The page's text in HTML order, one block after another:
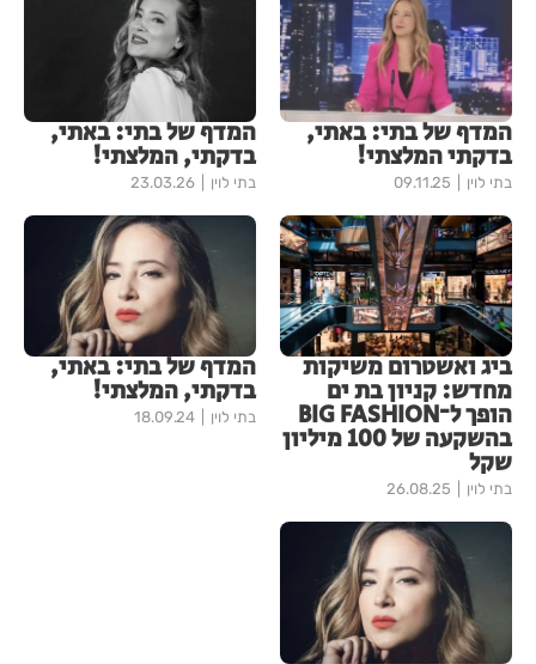
המדף של בתי: באתי,
בדקתי המלצתי!
בתי לוין 09.11.25
המדף של בתי: באתי,
בדקתי, המלצתי!
בתי לוין 23.03.26
ביג ואשטרום משיקות
מחדש: קניון בת ים
הופך ל־BIG FASHION
בהשקעה של 100 מיליון
שקל
בתי לוין 26.08.25
המדף של בתי: באתי,
בדקתי, המלצתי!
בתי לוין 18.09.24